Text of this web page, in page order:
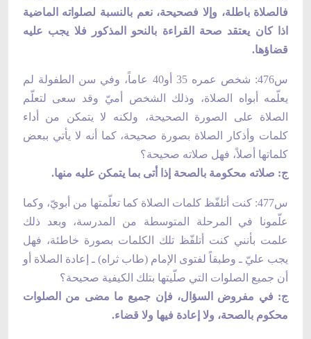
فالصلاة باطلة، وإلا فصحيحة، نعم بالنسبة لصلواته الماضية
اذا كان يعتقد صحة القراءة بالنحو المذكور فلا يجب عليه
قضاؤها.
س476: شخص عمره 35 أو40 عاماً، وفي سن الطفولة لم
يعلّمه أبواه الصلاة، وذلك الشخص أميّ وقد سعى لتعلّم
الصلاة على الصورة الصحيحة، ولكنه لا يتمكن من أداء
كلمات وأذكار الصلاة بصورة صحيحة، كما أنه لا يأتي ببعض
كلماتها أصلاً، فهل صلاته صحيحة؟
ج: صلاته محكومة بالصحة إذا أتى بما يتمكن عليه منها.
س477: كنت أتلفّظ كلمات الصلاة كما تعلّمتها من أبويّ، وكما
علّمونا في المرحلة المتوسطة من المدرسة، وبعد ذلك
علمت بأنني كنت أتلفّظ تلك الكلمات بصورة خاطئة، فهل
يجب عليّ ـ وطبقاً لفتوى الإمام (طاب ثراه) ـ إعادة الصلاة أو
أن جميع الصلوات التي صلّيتها بتلك الكيفية صحيحة؟
ج: في مفروض السؤال، فإن جميع ما مضى من الصلوات
محكوم بالصحة، ولا إعادة فيها ولا قضاء.